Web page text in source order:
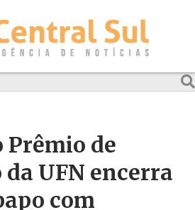
Prêmio de
UFN encerra
com